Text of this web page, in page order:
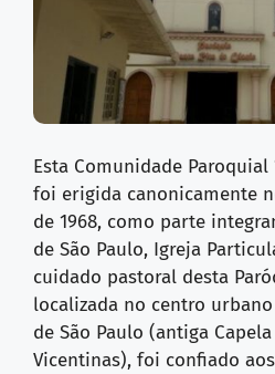
Esta Comunidade Paroquial
foi erigida canonicamente
de 1968, como parte
de São Paulo, Igreja
cuidado pastoral desta
localizada no centro
de São Paulo (antiga
Vicentinas), foi confiado